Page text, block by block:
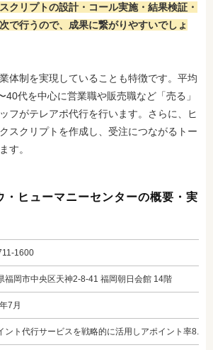
クリプトの設計・コール実施・結果検証・
で行うので、成果に繋がりやすいでしょ
体制を実現していることも特徴です。平均
40代を中心に営業職や販売職など「売る」
フがテレアポ代行を行います。さらに、ヒ
スクリプトを作成し、受注につながるトー
す。
・ヒューマニーセンターの概要・実
1600
福岡市中央区天神2-8-41 福岡朝日会館 14階
7月
ント代行サービスを戦略的に活用しアポイント率